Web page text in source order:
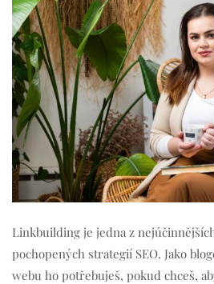
Linkbuilding je jedna z
pochopených strategií SEO. Jako
webu ho potřebuješ, pokud chceš,